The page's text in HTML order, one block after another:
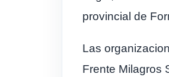
provincial de
Las
Frente Milagros